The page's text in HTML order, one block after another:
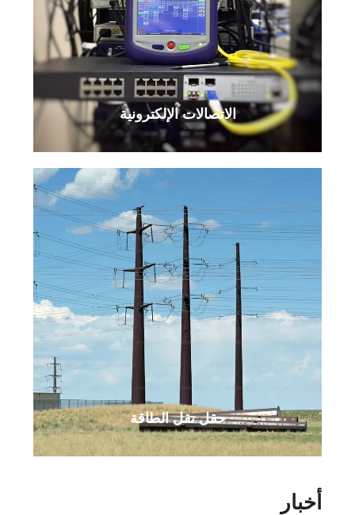
الاتصالات الإلكترونية
حقل نقل الطاقة
أخبار